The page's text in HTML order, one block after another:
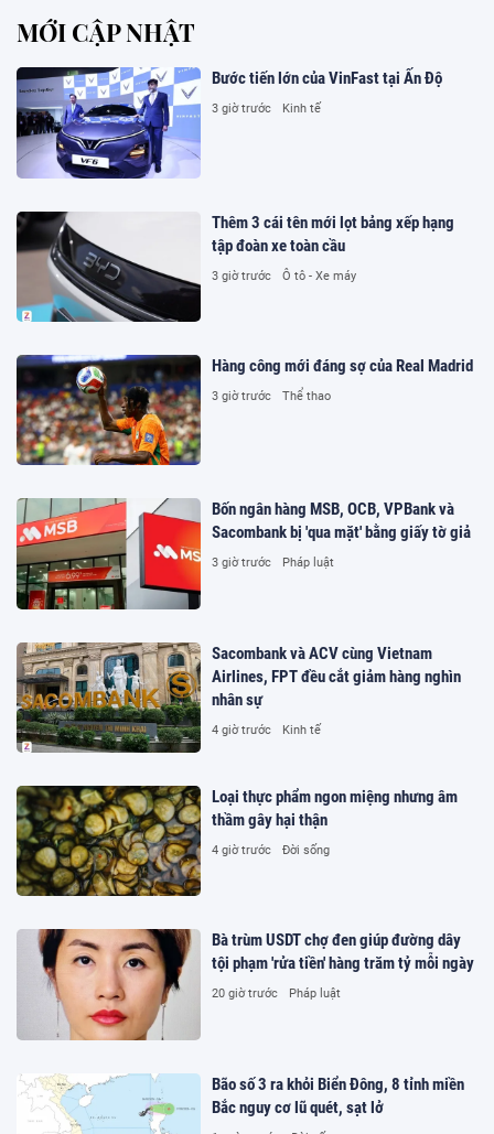
MỚI CẬP NHẬT
Bước tiến lớn của VinFast tại Ấn Độ
3 giờ trước Kinh tế
Thêm 3 cái tên mới lọt bảng xếp hạng
tập đoàn xe toàn cầu
3 giờ trước Ô tô - Xe máy
Hàng công mới đáng sợ của Real Madrid
3 giờ trước Thể thao
Bốn ngân hàng MSB, OCB, VPBank và
Sacombank bị 'qua mặt' bằng giấy tờ giả
3 giờ trước Pháp luật
Sacombank và ACV cùng Vietnam
Airlines, FPT đều cắt giảm hàng nghìn
nhân sự
4 giờ trước Kinh tế
Loại thực phẩm ngon miệng nhưng âm
thầm gây hại thận
4 giờ trước Đời sống
Bà trùm USDT chợ đen giúp đường dây
tội phạm 'rửa tiền' hàng trăm tỷ mỗi ngày
20 giờ trước Pháp luật
Bão số 3 ra khỏi Biển Đông, 8 tỉnh miền
Bắc nguy cơ lũ quét, sạt lở